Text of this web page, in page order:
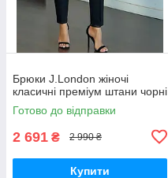
Брюки J.London жіночі
класичні преміум штани чорні
Готово до відправки
2 691 ₴ 2 990 ₴
Купити